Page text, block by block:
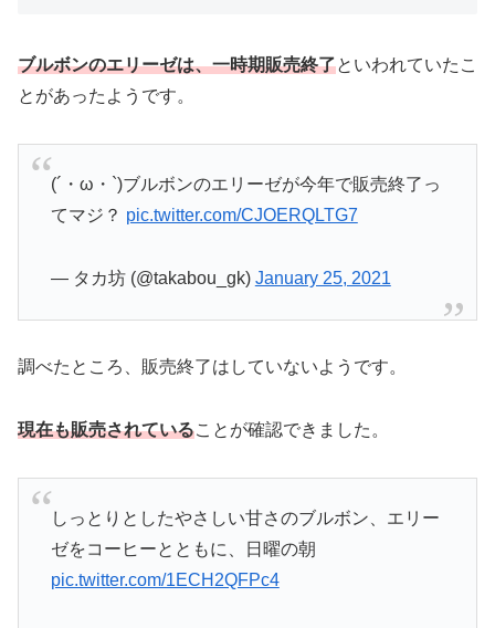
ブルボンのエリーゼは、一時期販売終了といわれていたこ
とがあったようです。
(´・ω・`)ブルボンのエリーゼが今年で販売終了っ
てマジ？ pic.twitter.com/CJOERQLTG7
— タカ坊 (@takabou_gk) January 25, 2021
調べたところ、販売終了はしていないようです。
現在も販売されていることが確認できました。
しっとりとしたやさしい甘さのブルボン、エリー
ゼをコーヒーとともに、日曜の朝
pic.twitter.com/1ECH2QFPc4